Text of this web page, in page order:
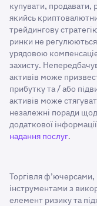
купувати, продавати,
якийсь
трейдингову
ринки не
урядовою
захисту.
активів може
прибутку та / або
активів може
незалежні поради
додаткової
надання послуг.
Торгівля
інструментами з
елемент ризику та